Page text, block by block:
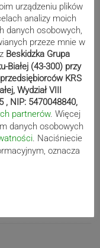
Żywiec!
urządzeniu plików
analizy moich
danych osobowych,
przeze mnie w
Beskidzka Grupa
Białej (43-300) przy
KRS
Wydział VIII
, NIP: 5470048840,
partnerów. Więcej
danych osobowych
. Naciśniecie
oznacza